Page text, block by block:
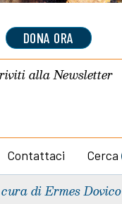
DONA ORA
allaNewsletter
Contattaci Cerca
di Ermes Dovico